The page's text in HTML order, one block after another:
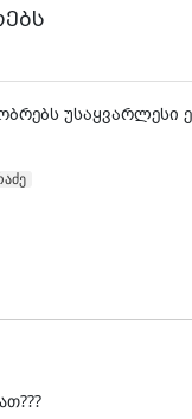
უსაყვარლესი